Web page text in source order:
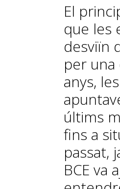
El
que les
desviïn
per una
anys,
últims
fins a
passat,
BCE va